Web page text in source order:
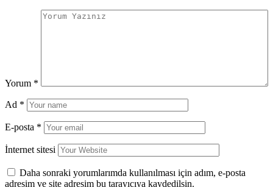
Yorum *
Ad *
E-posta *
İnternet sitesi
Daha sonraki yorumlarımda kullanılması için adım, e-posta
adresim ve site adresim bu tarayıcıya kaydedilsin.